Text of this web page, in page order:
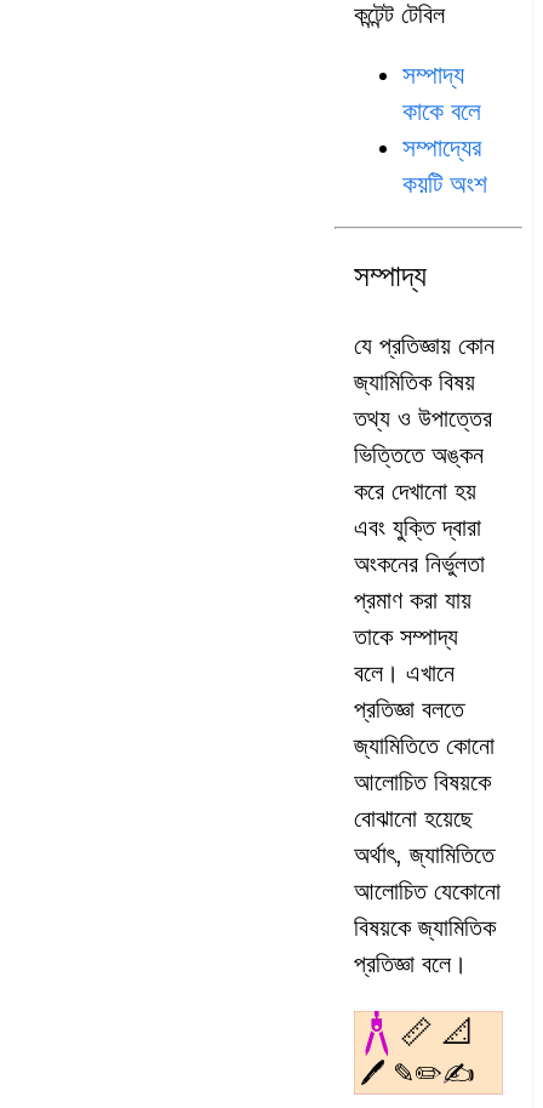
কন্টেন্ট টেবিল
সম্পাদ্য
কাকে বলে
সম্পাদ্যের
কয়টি অংশ
সম্পাদ্য
যে প্রতিজ্ঞায় কোন
জ্যামিতিক বিষয়
তথ্য ও উপাত্তের
ভিত্তিতে অঙ্কন
করে দেখানো হয়
এবং যুক্তি দ্বারা
অংকনের নির্ভুলতা
প্রমাণ করা যায়
তাকে সম্পাদ্য
বলে। এখানে
প্রতিজ্ঞা বলতে
জ্যামিতিতে কোনো
আলোচিত বিষয়কে
বোঝানো হয়েছে
অর্থাৎ, জ্যামিতিতে
আলোচিত যেকোনো
বিষয়কে জ্যামিতিক
প্রতিজ্ঞা বলে।